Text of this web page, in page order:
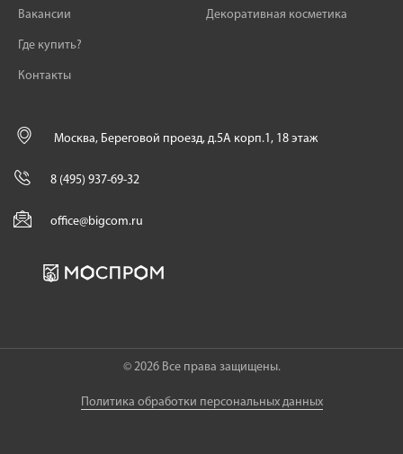
Вакансии
Где купить?
Контакты
Декоративная косметика
Москва, Береговой проезд, д.5А корп.1, 18 этаж
8 (495) 937-69-32
office@bigcom.ru
© 2026 Все права защищены.
Политика обработки персональных данных